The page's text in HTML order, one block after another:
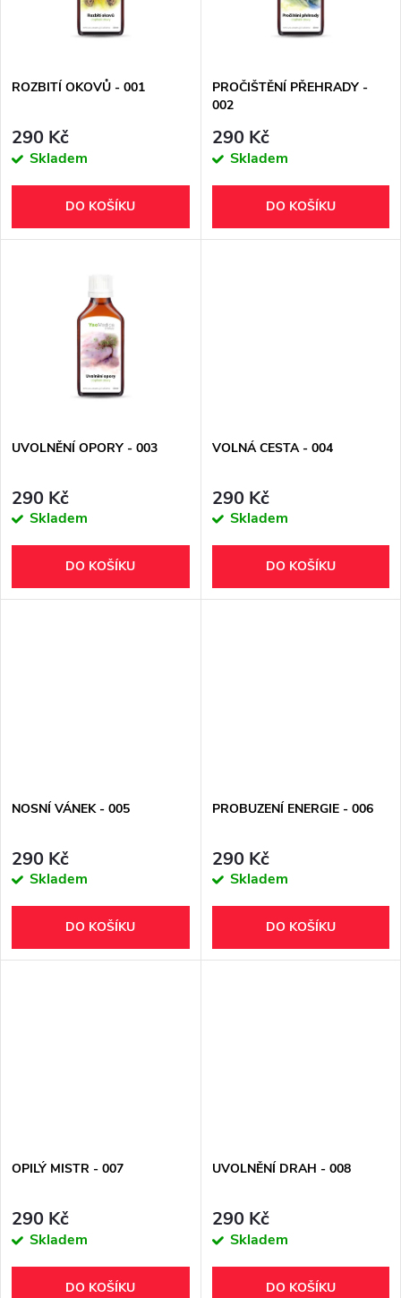
p
r
o
d
s
p
r
ů
ROZBITÍ OKOVŮ - 001
290 Kč
Skladem
DO KOŠÍKU
PROČIŠTĚNÍ PŘEHRADY -
002
290 Kč
Skladem
DO KOŠÍKU
UVOLNĚNÍ OPORY - 003
290 Kč
Skladem
DO KOŠÍKU
VOLNÁ CESTA - 004
290 Kč
Skladem
DO KOŠÍKU
NOSNÍ VÁNEK - 005
290 Kč
Skladem
DO KOŠÍKU
PROBUZENÍ ENERGIE - 006
290 Kč
Skladem
DO KOŠÍKU
OPILÝ MISTR - 007
290 Kč
Skladem
DO KOŠÍKU
UVOLNĚNÍ DRAH - 008
290 Kč
Skladem
DO KOŠÍKU